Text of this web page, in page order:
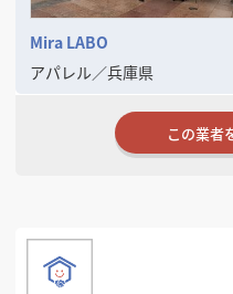
4. 実施設計
5. 着工・施工管理
工程の進捗はご報告しながら進め
6. お引き渡し・開業後のフォロー
開店後の不具合対応から、増床・
価などの一律の金額をお出しして
いただきご相談ください。ご相
料です。
Mira LABO
アパレル／兵庫県
この業者